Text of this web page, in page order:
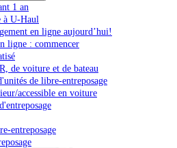
1 an
à U-Haul
en ligne aujourd’hui!
ligne : commencer
de voiture et de bateau
de libre-entreposage
accessible en voiture
entreposage